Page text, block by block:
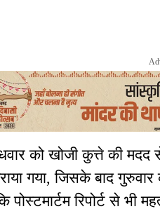
को खोजी कुत्ते की मदद
गया, जिसके बाद
पोस्टमार्टम रिपोर्ट से भी